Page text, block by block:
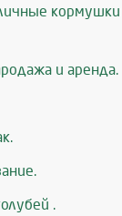
кормушки
и аренда.
.